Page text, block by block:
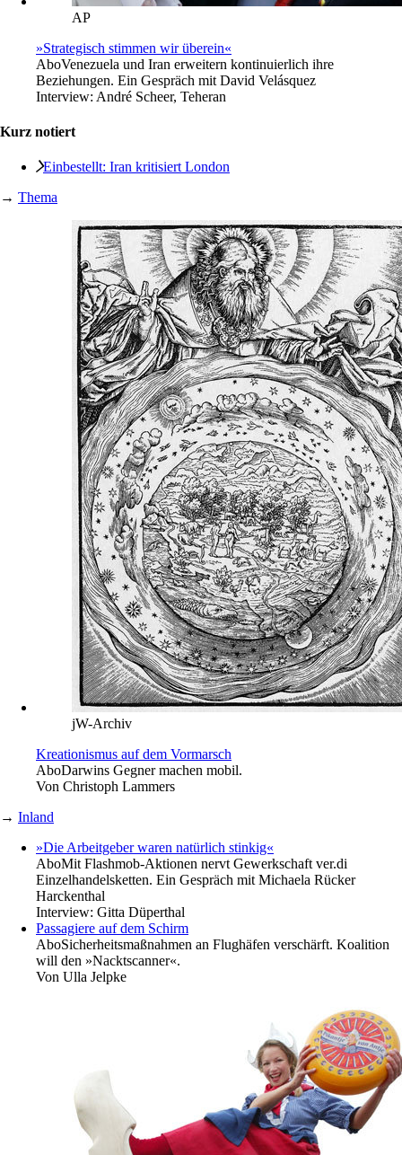
AP
»Strategisch stimmen wir überein«
AboVenezuela und Iran erweitern kontinuierlich ihre
Beziehungen. Ein Gespräch mit David Velásquez
Interview: André Scheer, Teheran
Kurz notiert
Einbestellt: Iran kritisiert London
→ Thema
jW-Archiv
Kreationismus auf dem Vormarsch
AboDarwins Gegner machen mobil.
Von Christoph Lammers
→ Inland
»Die Arbeitgeber waren natürlich stinkig«
AboMit Flashmob-Aktionen nervt Gewerkschaft ver.di
Einzelhandelsketten. Ein Gespräch mit Michaela Rücker
Harckenthal
Interview: Gitta Düperthal
Passagiere auf dem Schirm
AboSicherheitsmaßnahmen an Flughäfen verschärft. Koalition
will den »Nacktscanner«.
Von Ulla Jelpke